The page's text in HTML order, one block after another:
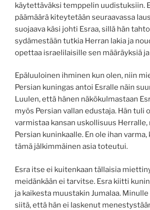
käytettäväksi temppelin uudistuksiin.
päämäärä kiteytetään seuraavassa
suojaava käsi johti Esraa,sillä hän
sydämestään tutkia Herran lakia ja
opettaa israelilaisille sen määräyksiä
Epäluuloinen ihminen kun olen, niin
Persian kuningas antoi Esralle näin
Luulen, että hänen näkökulmastaan
myös Persian vallan edustaja. Hän tuli
varmistaa kansan uskollisuus
Persian kuninkaalle. En ole ihan varma,
tämä jälkimmäinen asia toteutui.
Esra itse ei kuitenkaan tällaisia
meidänkään ei tarvitse. Esra kiitti
ja kaikesta muustakin Jumalaa.
siitä, että hän ei laskenut